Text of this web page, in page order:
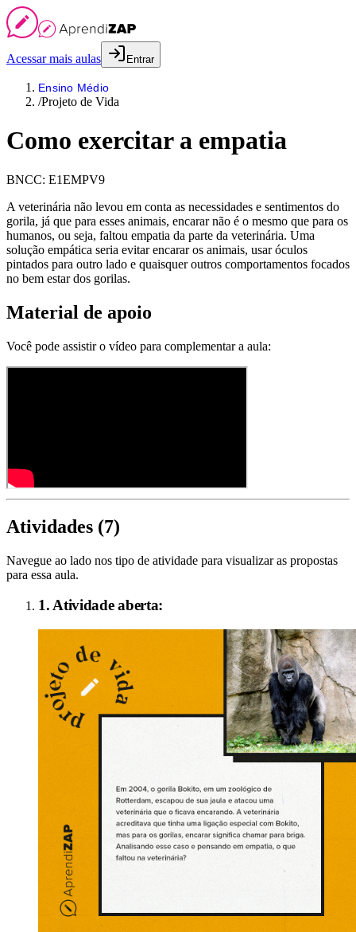
Acessar mais aulas Entrar
Ensino Médio
/Projeto de Vida
Como exercitar a empatia
BNCC: E1EMPV9
A veterinária não levou em conta as necessidades e sentimentos do
gorila, já que para esses animais, encarar não é o mesmo que para os
humanos, ou seja, faltou empatia da parte da veterinária. Uma
solução empática seria evitar encarar os animais, usar óculos
pintados para outro lado e quaisquer outros comportamentos focados
no bem estar dos gorilas.
Material de apoio
Você pode assistir o vídeo para complementar a aula:
Atividades (7)
Navegue ao lado nos tipo de atividade para visualizar as propostas
para essa aula.
1. Atividade aberta: